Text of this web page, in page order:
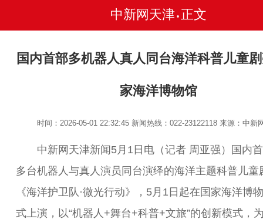
中新网天津 • 正文
国内首部多机器人真人同台海洋科普儿童
家海洋博物馆
时间：2026-05-01 22:32:45 新闻热线：022-23122118来源：中新
中新网天津新闻5月1日电（记者 周亚强）国内
多台机器人与真人演员同台演绎的海洋主题科普儿童
《海洋护卫队·微光行动》，5月1日起在国家海洋博
式上演，以“机器人+舞台+科普+文旅”的创新模式，